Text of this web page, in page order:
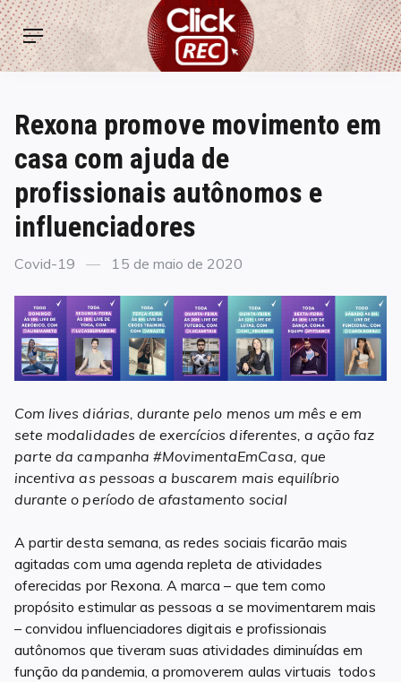
Skip
to
content
ClickREC
Menu
Rexona promove movimento em
casa com ajuda de
profissionais autônomos e
influenciadores
Categories
Covid-19
Posted
15 de maio de 2020
Com lives diárias, durante pelo menos um mês e em
sete modalidades de exercícios diferentes, a ação faz
parte da campanha #MovimentaEmCasa, que
incentiva as pessoas a buscarem mais equilíbrio
durante o período de afastamento social
A partir desta semana, as redes sociais ficarão mais
agitadas com uma agenda repleta de atividades
oferecidas por Rexona. A marca – que tem como
propósito estimular as pessoas a se movimentarem mais
– convidou influenciadores digitais e profissionais
autônomos que tiveram suas atividades diminuídas em
função da pandemia, a promoverem aulas virtuais todos